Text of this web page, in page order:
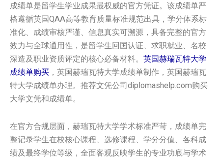
成绩单是留学生学业成果最权威的官方凭证。该成绩单严
格遵循英国QAA高等教育质量标准规范出具，学分体系标
准化、成绩审核严谨、信息真实可溯源，具备完整的官方
效力与全球通用性，是留学生回国认证、求职就业、名校
深造及职业资质评定的核心必备材料。 英国‌赫瑞瓦特大学‌‌‌
成绩单购买 ，英国‌赫瑞瓦特大学‌‌‌成绩单制作，英国‌赫瑞瓦
特大学‌‌‌成绩单办理。推荐文凭公司diplomashelp.com购买
大学文凭和成绩单。
在官方合规层面，赫瑞瓦特大学学术标准严苛，成绩单完
整记录学生在校核心课程、选修课程、学分分值、各科成
绩及最终学位等级，全面客观反映学生的专业功底与学术